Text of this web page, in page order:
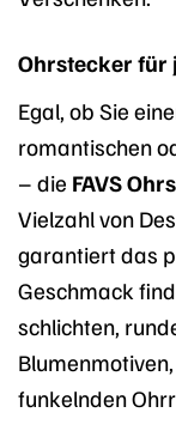
Ohrstecker für
Egal, ob Sie
romantischen
– die FAVS
Vielzahl von
garantiert das
Geschmack
schlichten,
funkelnden